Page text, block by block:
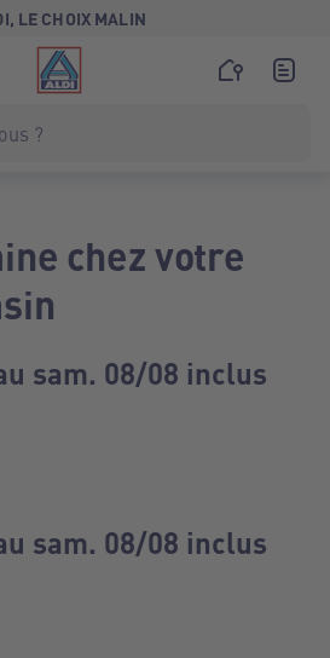
LE CHOIX MALIN
chez votre
sam. 08/08 inclus
sam. 08/08 inclus